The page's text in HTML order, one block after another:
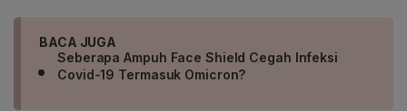
BACA JUGA
Seberapa Ampuh Face Shield Cegah Infeksi
Covid-19 Termasuk Omicron?